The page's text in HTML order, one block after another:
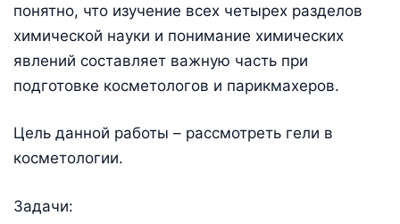
понятно, что изучение всех четырех разделов
химической науки и понимание химических
явлений составляет важную часть при
подготовке косметологов и парикмахеров.
Цель данной работы – рассмотреть гели в
косметологии.
Задачи: